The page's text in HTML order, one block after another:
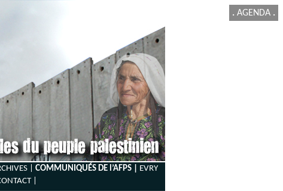
. AGENDA .
| COMMUNIQUÉS DE l’AFPS |
EVRY
|